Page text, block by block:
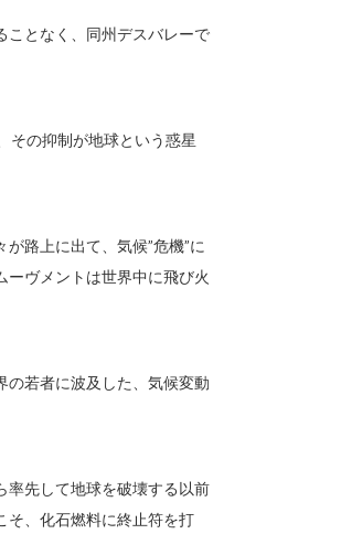
ことなく、同州デスバレーで
その抑制が地球という惑星
路上に出て、気候”危機”に
ーヴメントは世界中に飛び火
の若者に波及した、気候変動
率先して地球を破壊する以前
そ、化石燃料に終止符を打